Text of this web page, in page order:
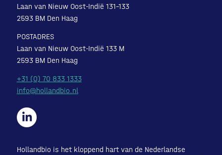
Laan van Nieuw Oost-Indië 131-133
2593 BM Den Haag
POSTADRES
Laan van Nieuw Oost-Indië 133 M
2593 BM Den Haag
+31 (0) 70 833 1333
info@hollandbio.nl
Hollandbio is het kloppend hart van de Nederlandse